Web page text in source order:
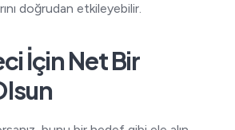
doğrudan etkileyebilir.
İçin Net Bir